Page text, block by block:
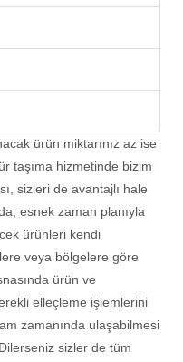
ürün miktarınız az ise
taşıma hizmetinde bizim
sizleri de avantajlı hale
esnek zaman planıyla
ürünleri kendi
veya bölgelere göre
ürün ve
elleçleme işlemlerini
zamanında ulaşabilmesi
sizler de tüm